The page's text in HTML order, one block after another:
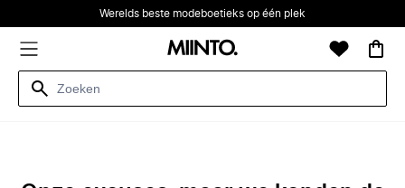
Werelds beste modeboetieks op één plek